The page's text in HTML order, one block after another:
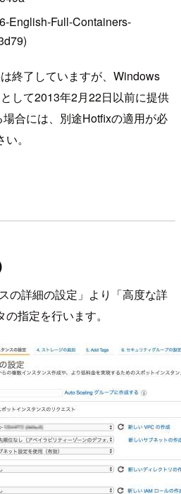
English-Full-Containers-
終了していますが、Windows
して2013年2月22日以前に提供
合には、別途Hotfixの適用が必
。
の詳細の設定」より「高度な詳
指定を行います。